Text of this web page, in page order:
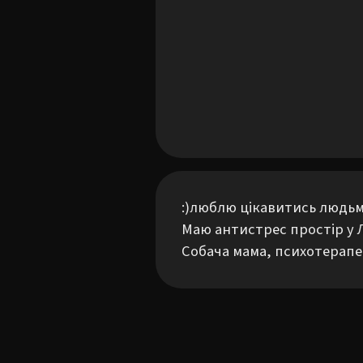
:)люблю цікавитись
Маю антистрес простір у
Собача мама,